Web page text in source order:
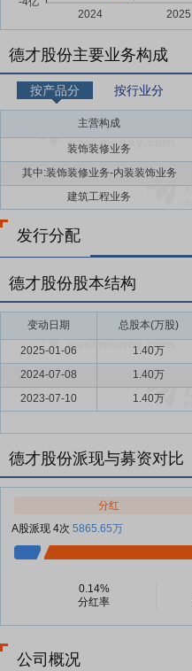
德才股份主要业务构成
按产品分 按行业分
主营构成
装饰装修业务
其中:装饰装修业务-内装装饰业务
建筑工程业务
发行分配
德才股份股本结构
变动日期 总股本(万股)
2025-01-06 1.40万
2024-07-08
1.40万
2023-07-10
1.40万
德才股份派现与募资对比
分红
A股派现 4次 5865.65万
0.14%
分红率
公司概况